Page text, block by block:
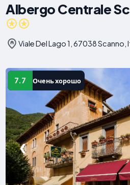
Albergo Centrale
Viale Del Lago 1, 67038 Scanno,
7.7 Очень хорошо
❮